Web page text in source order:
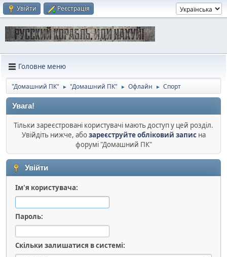
Увійти Реєстрація
Головне меню
"Домашний ПК" ► "Домашний ПК" ► Офлайн ► Спорт
Увага!
Тільки зареєстровані користувачі мають доступ у цей розділ.
Увійдіть нижче, абозареєструйте обліковий записна
форумі "Домашний ПК"
Увійти
Ім'я користувача:
Пароль:
Скільки залишатися в системі: